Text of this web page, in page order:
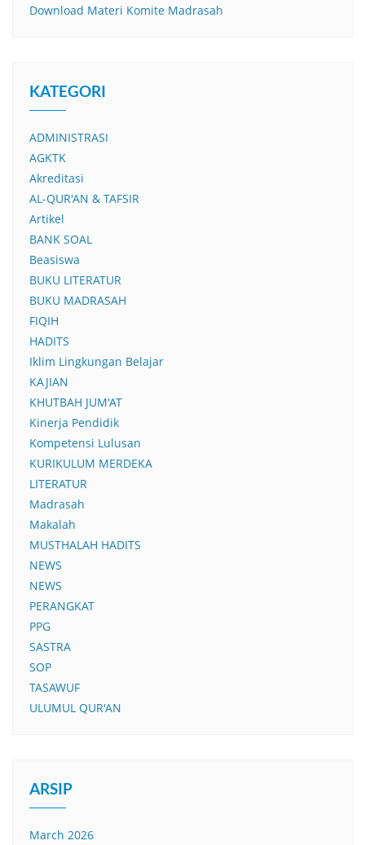
Download Materi Komite Madrasah
KATEGORI
ADMINISTRASI
AGKTK
Akreditasi
AL-QUR'AN & TAFSIR
Artikel
BANK SOAL
Beasiswa
BUKU LITERATUR
BUKU MADRASAH
FIQIH
HADITS
Iklim Lingkungan Belajar
KAJIAN
KHUTBAH JUM'AT
Kinerja Pendidik
Kompetensi Lulusan
KURIKULUM MERDEKA
LITERATUR
Madrasah
Makalah
MUSTHALAH HADITS
NEWS
NEWS
PERANGKAT
PPG
SASTRA
SOP
TASAWUF
ULUMUL QUR'AN
ARSIP
March 2026